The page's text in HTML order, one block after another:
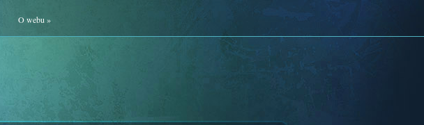
O webu »